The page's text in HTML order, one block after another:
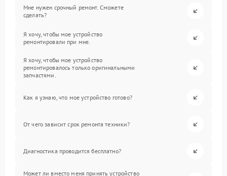
Мне нужен срочный ремонт. Сможете
сделать?
Я хочу, чтобы мое устройство
ремонтировали при мне.
Я хочу, чтобы мое устройство
ремонтировалось только оригинальными
запчастями.
Как я узнаю, что мое устройство готово?
От чего зависит срок ремонта техники?
Диагностика проводится бесплатно?
Может ли вместо меня принять устройство